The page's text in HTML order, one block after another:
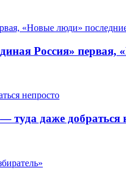
Россия» первая,
даже добраться